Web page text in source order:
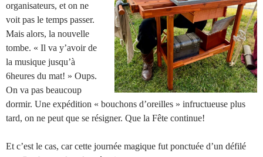
organisateurs, et on ne
voit pas le temps passer.
Mais alors, la nouvelle
tombe. « Il va y’avoir de
la musique jusqu’à
6heures du mat! » Oups.
On va pas beaucoup
dormir. Une expédition « bouchons d’oreilles » infructueuse plus
tard, on ne peut que se résigner. Que la Fête continue!
Et c’est le cas, car cette journée magique fut ponctuée d’un défilé